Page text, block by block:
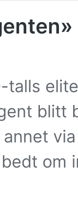
talls
blitt
annet
om